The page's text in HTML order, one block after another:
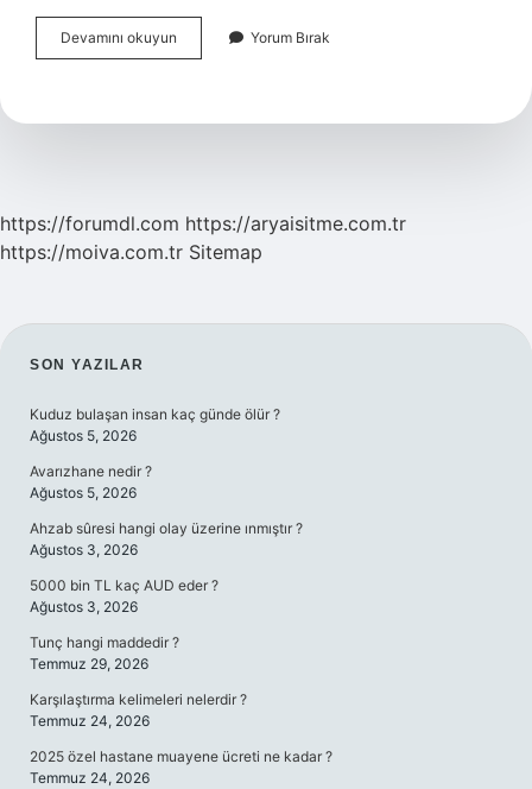
Devamını okuyun
Kürtçe
Yorum Bırak
https://forumdl.com https://aryaisitme.com.tr
https://moiva.com.tr Sitemap
SIDEBAR
SON YAZILAR
Kuduz bulaşan insan kaç günde ölür ?
Ağustos 5, 2026
Avarızhane nedir ?
Ağustos 5, 2026
Ahzab sûresi hangi olay üzerine ınmıştır ?
Ağustos 3, 2026
5000 bin TL kaç AUD eder ?
Ağustos 3, 2026
Tunç hangi maddedir ?
Temmuz 29, 2026
Karşılaştırma kelimeleri nelerdir ?
Temmuz 24, 2026
2025 özel hastane muayene ücreti ne kadar ?
Temmuz 24, 2026